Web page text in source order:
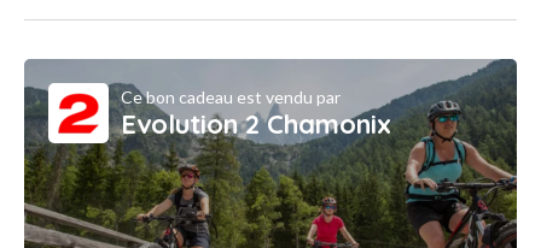
Ce bon cadeau est vendu par
Evolution 2 Chamonix